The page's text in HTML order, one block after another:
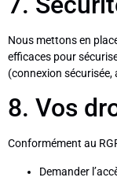
Nous mettons en
efficaces pour
(connexion sécurisée,
8. Vos
Conformément au
Demander